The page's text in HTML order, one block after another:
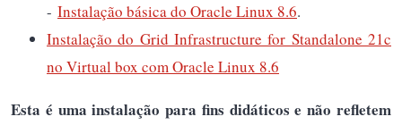
- Instalação básica do Oracle Linux 8.6.
Instalação do Grid Infrastructure for Standalone 21c
no Virtual box com Oracle Linux 8.6
Esta é uma instalação para fins didáticos e não refletem